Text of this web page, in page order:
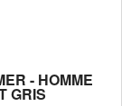
- HOMME
GRIS